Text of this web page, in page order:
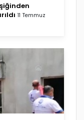
11 Temmuz